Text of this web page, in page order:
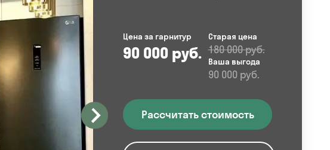
Цена за гарнитур
90 000 руб.
Старая цена
180 000 руб.
Ваша выгода
90 000 руб.
Рассчитать стоимость